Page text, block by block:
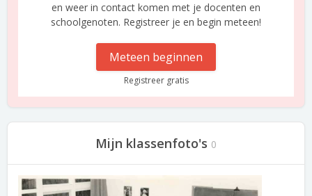
en weer in contact komen met je docenten en
schoolgenoten. Registreer je en begin meteen!
Meteen beginnen
Registreer gratis
Mijn klassenfoto's 0